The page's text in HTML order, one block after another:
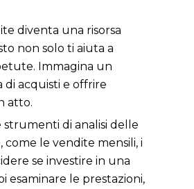
diventa una risorsa
non solo ti aiuta a
Immagina un
di acquisti e offrire
atto.
di analisi delle
le vendite mensili, i
se investire in una
le prestazioni,